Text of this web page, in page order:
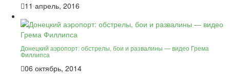
11 апрель, 2016
Донецкий аэропорт: обстрелы, бои и развалины — видео Грема
Филлипса
06 октябрь, 2014